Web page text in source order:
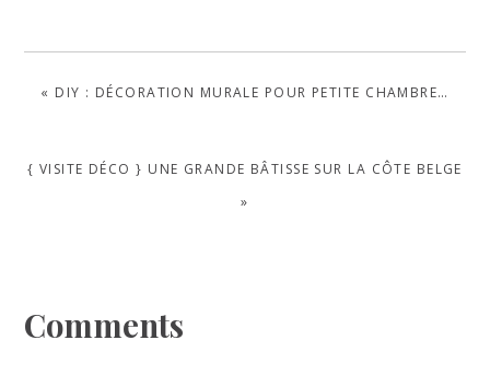
PREVIOUS
« DIY : DÉCORATION MURALE POUR PETITE CHAMBRE…
NEXT
{ VISITE DÉCO } UNE GRANDE BÂTISSE SUR LA CÔTE BELGE
»
Reader
Comments